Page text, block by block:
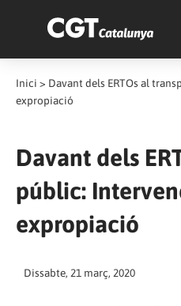
Inici > Davant dels ERTOs al
expropiació
Davant dels
públic:
expropiació
Dissabte, 21 març, 2020